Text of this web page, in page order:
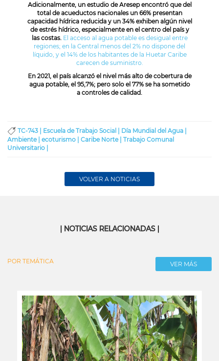
Adicionalmente, un estudio de Aresep encontró que del
total de acueductos nacionales un 66% presentan
capacidad hídrica reducida y un 34% exhiben algún nivel
de estrés hídrico, especialmente en el centro del país y
las costas. El acceso al agua potable es desigual entre
regiones; en la Central menos del 2% no dispone del
líquido, y el 14% de los habitantes de la Huetar Caribe
carecen de suministro.
En 2021, el país alcanzó el nivel más alto de cobertura de
agua potable, el 95,7%; pero solo el 77% se ha sometido
a controles de calidad.
TC-743 | Escuela de Trabajo Social | Día Mundial del Agua |
Ambiente | ecoturismo | Caribe Norte | Trabajo Comunal
Universitario |
VOLVER A NOTICIAS
| NOTICIAS RELACIONADAS |
POR TEMÁTICA VER MÁS